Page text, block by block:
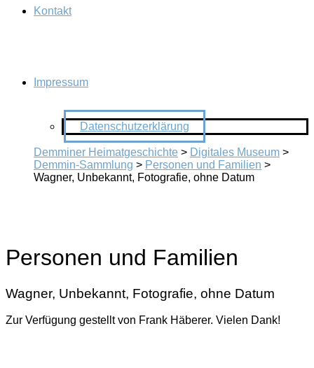
Kontakt
Impressum
Datenschutzerklärung
Demminer Heimatgeschichte > Digitales Museum >
Demmin-Sammlung > Personen und Familien >
Wagner, Unbekannt, Fotografie, ohne Datum
Personen und Familien
Wagner, Unbekannt, Fotografie, ohne Datum
Zur Verfügung gestellt von Frank Häberer. Vielen Dank!